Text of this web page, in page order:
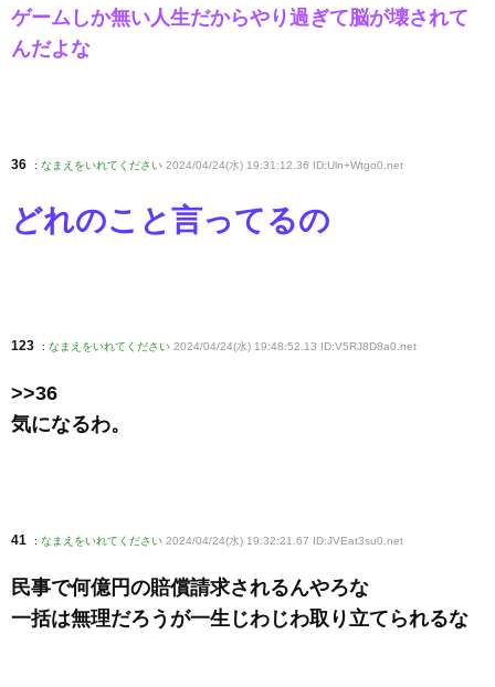
ゲームしか無い人生だからやり過ぎて脳が壊されて
んだよな
36 : なまえをいれてください 2024/04/24(水) 19:31:12.36 ID:Uln+Wtgo0 .net
どれのこと言ってるの
123 : なまえをいれてください 2024/04/24(水) 19:48:52.13 ID:V5RJ8D8a0 .net
>>36
気になるわ。
41 : なまえをいれてください 2024/04/24(水) 19:32:21.67 ID:JVEat3su0 .net
民事で何億円の賠償請求されるんやろな
一括は無理だろうが一生じわじわ取り立てられるな